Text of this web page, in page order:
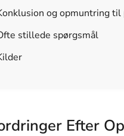
og opmuntring
stillede spørgsmål
Efter